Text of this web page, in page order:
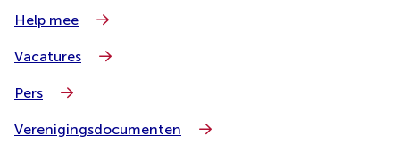
Help mee
Vacatures
Pers
Verenigingsdocumenten